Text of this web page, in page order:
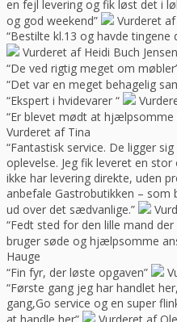
en fejl levering og fik løst det i
og god weekend”
Vurderet
“Bestilte kl.13 og havde
Vurderet af Heidi Buch Jensen
“De ved rigtig meget om
“Det var en meget behagelig
“Ekspert i hvidevarer “
“Er blevet mødt at
Vurderet af Tina
“Fantastisk service. De ligger
oplevelse. Jeg fik leveret en
ikke har levering direkte, uden
anbefale Gastrobutikken – som
ud over det sædvanlige.”
“Fedt sted for den lille mand
bruger søde og hjælpsomme
Hauge
“Fin fyr, der løste opgaven”
“Første gang jeg har handlet
gang,Go service og en super
at handle her”
Vurderet af Ole